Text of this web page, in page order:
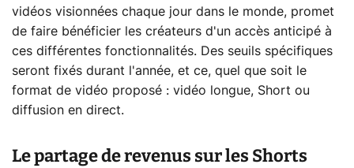
vidéos visionnées chaque jour dans le monde, promet
de faire bénéficier les créateurs d'un accès anticipé à
ces différentes fonctionnalités. Des seuils spécifiques
seront fixés durant l'année, et ce, quel que soit le
format de vidéo proposé : vidéo longue, Short ou
diffusion en direct.
Le partage de revenus sur les Shorts